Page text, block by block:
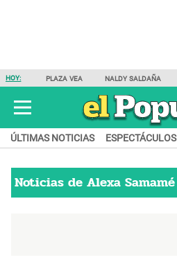
HOY: PLAZA VEA NALDY SALDAÑA
ÚLTIMAS NOTICIAS ESPECTÁCULOS
Noticias de Alexa Samamé